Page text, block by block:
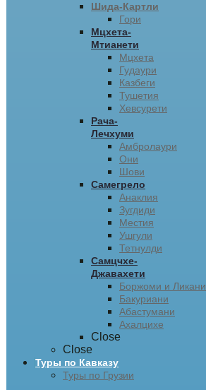
Шида-Картли
Гори
Мцхета-
Мтианети
Мцхета
Гудаури
Казбеги
Тушетия
Хевсурети
Рача-
Лечхуми
Амбролаури
Они
Шови
Самегрело
Анаклия
Зугдиди
Местия
Ушгули
Тетнулди
Самцчхе-
Джавахети
Боржоми и Ликани
Бакуриани
Абастумани
Ахалцихе
Close
Close
Туры по Кавказу
Туры по Грузии